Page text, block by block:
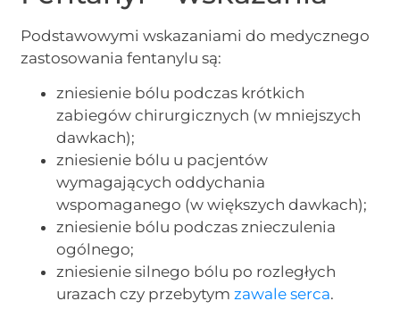
Podstawowymi wskazaniami do medycznego
zastosowania fentanylu są:
zniesienie bólu podczas krótkich
zabiegów chirurgicznych (w mniejszych
dawkach);
zniesienie bólu u pacjentów
wymagających oddychania
wspomaganego (w większych dawkach);
zniesienie bólu podczas znieczulenia
ogólnego;
zniesienie silnego bólu po rozległych
urazach czy przebytymzawale serca.